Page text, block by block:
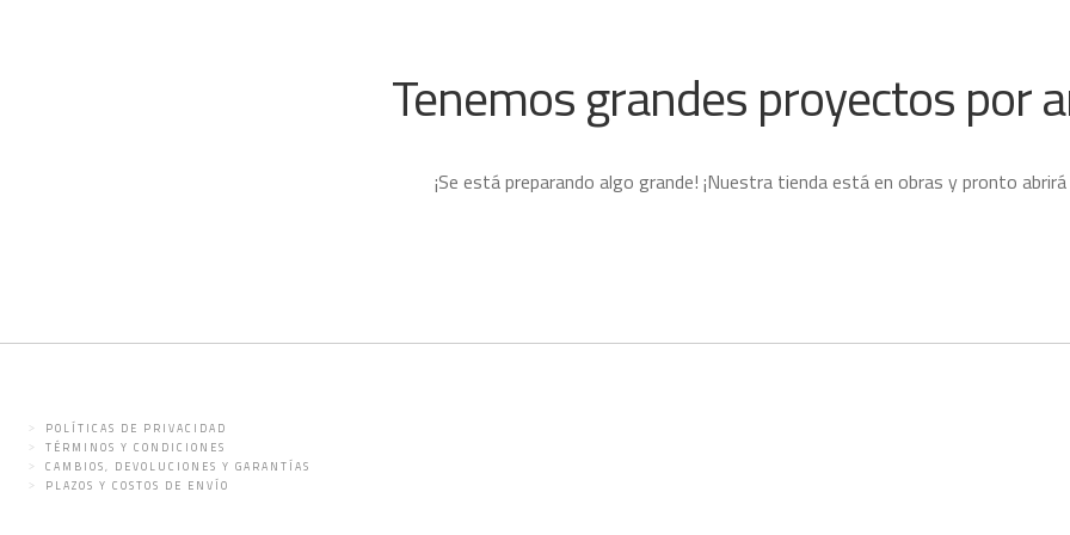
Tenemos grandes proyectos por
¡Se está preparando algo grande! ¡Nuestra tienda está en obras y pronto
POLÍTICAS DE PRIVACIDAD
TÉRMINOS Y CONDICIONES
CAMBIOS, DEVOLUCIONES Y GARANTÍAS
PLAZOS Y COSTOS DE ENVÍO